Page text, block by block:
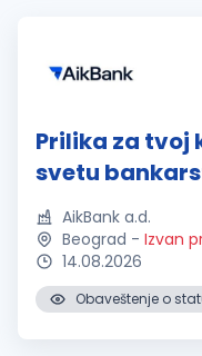
Prilika za tvoj
svetu
AikBank a.d.
Beograd - Izvan
14.08.2026
Obaveštenje o